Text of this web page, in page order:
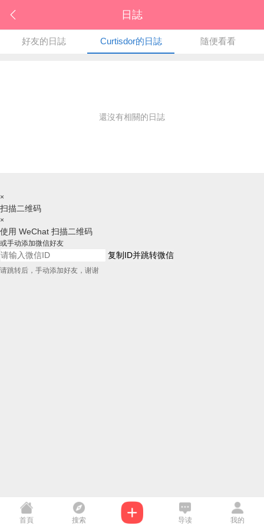
日誌
好友的日誌 Curtisdor的日誌 隨便看看
還沒有相關的日誌
×
扫描二维码
×
使用 WeChat 扫描二维码
或手动添加微信好友
复制ID并跳转微信
请跳转后，手动添加好友，谢谢
首頁 搜索 导读 我的